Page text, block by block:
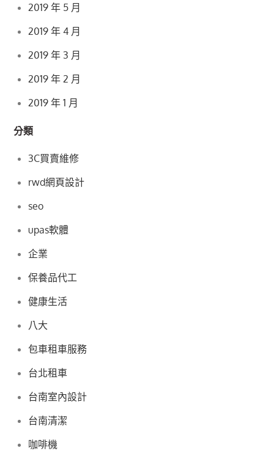
2019 年 5 月
2019 年 4 月
2019 年 3 月
2019 年 2 月
2019 年 1 月
分類
3C買賣維修
rwd網頁設計
seo
upas軟體
企業
保養品代工
健康生活
八大
包車租車服務
台北租車
台南室內設計
台南清潔
咖啡機